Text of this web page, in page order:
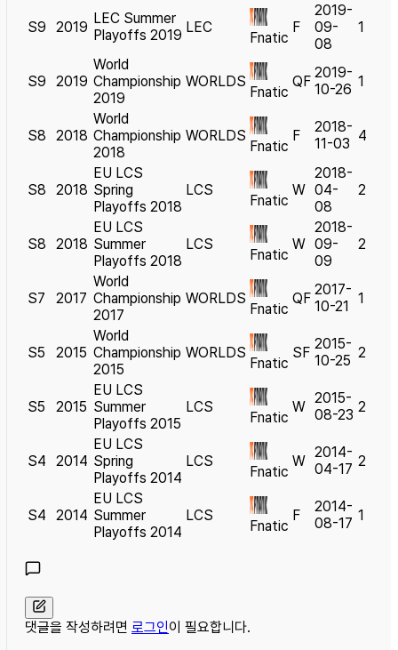
S9 2019
LEC Summer
Playoffs 2019 LEC
Fnatic
F
2019-
09-
08
1
S9 2019
World
Championship
2019
WORLDS
Fnatic
QF
2019-
10-26 1
S8 2018
World
Championship
2018
WORLDS
Fnatic
F
2018-
11-03 4
S8 2018
EU LCS
Spring
Playoffs 2018
LCS
Fnatic
W
2018-
04-
08
2
S8 2018
EU LCS
Summer
Playoffs 2018
LCS
Fnatic
W
2018-
09-
09
2
S7 2017
World
Championship
2017
WORLDS
Fnatic
QF
2017-
10-21
1
S5 2015
World
Championship
2015
WORLDS
Fnatic
SF
2015-
10-25 2
S5 2015
EU LCS
Summer
Playoffs 2015
LCS
Fnatic
W
2015-
08-23 2
S4 2014
EU LCS
Spring
Playoffs 2014
LCS
Fnatic
W
2014-
04-17 2
S4 2014
EU LCS
Summer
Playoffs 2014
LCS
Fnatic
F
2014-
08-17 1
댓글을 작성하려면 로그인이 필요합니다.